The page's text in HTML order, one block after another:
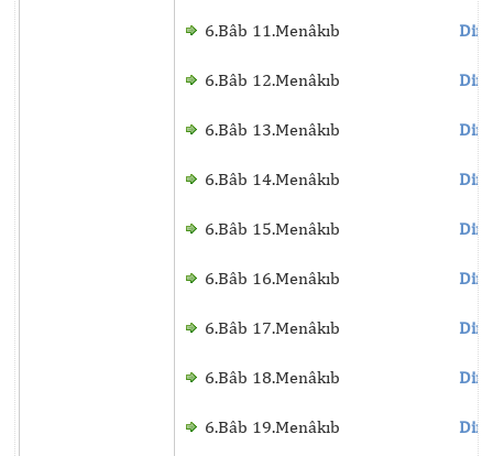
6.Bâb 11.Menâkıb
6.Bâb 12.Menâkıb
6.Bâb 13.Menâkıb
6.Bâb 14.Menâkıb
6.Bâb 15.Menâkıb
6.Bâb 16.Menâkıb
6.Bâb 17.Menâkıb
6.Bâb 18.Menâkıb
6.Bâb 19.Menâkıb